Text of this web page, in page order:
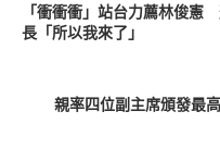
「衝衝衝」站台力薦林俊
長「所以我來了」
親率四位副主席頒發最